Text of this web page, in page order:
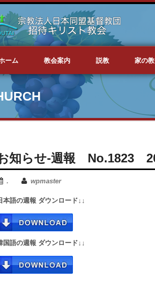
ーム 教会案内 説教 家の
知らせ-週報 No.1823
. wpmaster
本語の週報 ダウンロード↓↓
国語の週報 ダウンロード↓↓